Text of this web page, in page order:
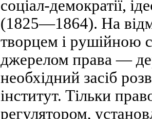
соціал-демократії,
(1825—1864). На
творцем і рушійною
джерелом права —
необхідний засіб
інститут. Тільки
регулятором,